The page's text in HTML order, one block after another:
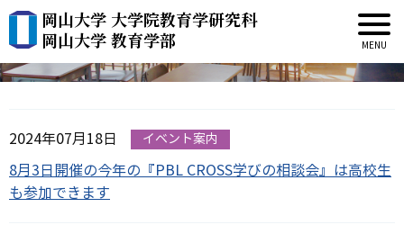
岡山大学 大学院教育学研究科
岡山大学 教育学部新着情報
2024年07月18日 イベント案内
8月3日開催の今年の『PBL CROSS学びの相談会』は高校生
も参加できます